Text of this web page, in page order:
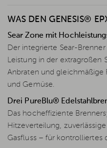
WAS DEN GENESIS®
Sear Zone mit
Der integrierte Sear-
Leistung in der extragroßen
Anbraten und gleichmäßige
und Gemüse.
Drei PureBlu®
Das hocheffiziente
Hitzeverteilung,
Gasfluss – für kontrolliertes